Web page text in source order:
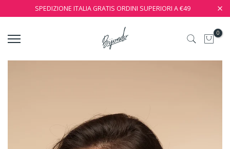
SPEDIZIONE ITALIA GRATIS ORDINI SUPERIORI A €49
0